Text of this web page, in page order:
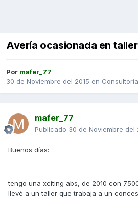
Avería ocasionada en taller
Por mafer_77
30 de Noviembre del 2015 en
mafer_77
Publicado 30 de Noviembre del
Buenos días:
tengo una xciting abs, de 2010 con
llevé a un taller que trabaja a un